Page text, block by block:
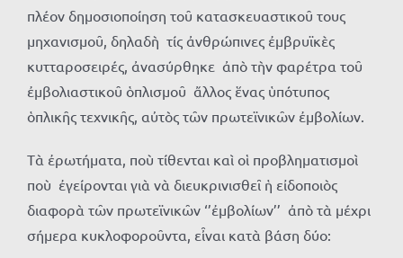
πλέον δημοσιοποίηση τοῦ κατασκευαστικοῦ τους
μηχανισμοῦ, δηλαδὴ τίς ἀνθρώπινες ἐμβρυϊκὲς
κυτταροσειρές, ἀνασύρθηκε ἀπὸ τὴν φαρέτρα τοῦ
ἐμβολιαστικοῦ ὁπλισμοῦ ἄλλος ἕνας ὑπότυπος
ὁπλικῆς τεχνικῆς, αὐτὸς τῶν πρωτεϊνικῶν ἐμβολίων.
Τὰ ἐρωτήματα, ποὺ τίθενται καὶ οἱ προβληματισμοὶ
ποὺ ἐγείρονται γιὰ νὰ διευκρινισθεῖ ἡ εἰδοποιὸς
διαφορὰ τῶν πρωτεϊνικῶν ‘’ἐμβολίων’’ ἀπὸ τὰ μέχρι
σήμερα κυκλοφοροῦντα, εἶναι κατὰ βάση δύο: